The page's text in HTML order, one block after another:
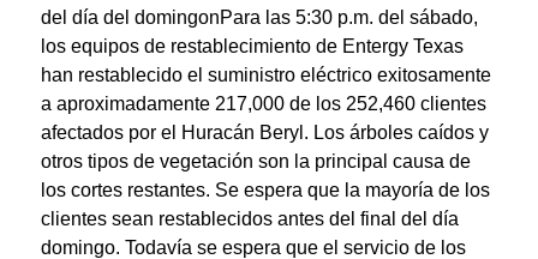
del día del domingonPara las 5:30 p.m. del sábado,
los equipos de restablecimiento de Entergy Texas
han restablecido el suministro eléctrico exitosamente
a aproximadamente 217,000 de los 252,460 clientes
afectados por el Huracán Beryl. Los árboles caídos y
otros tipos de vegetación son la principal causa de
los cortes restantes. Se espera que la mayoría de los
clientes sean restablecidos antes del final del día
domingo. Todavía se espera que el servicio de los